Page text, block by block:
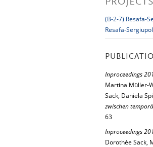
PROJECTS
(B-2-7) Resafa-
Resafa-
Inproceedings
Martina Müller-
Sack, Daniela
zwischen
63
Inproceedings
Dorothée Sack,